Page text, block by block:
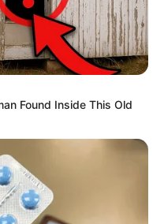
DE
Found Inside This Old